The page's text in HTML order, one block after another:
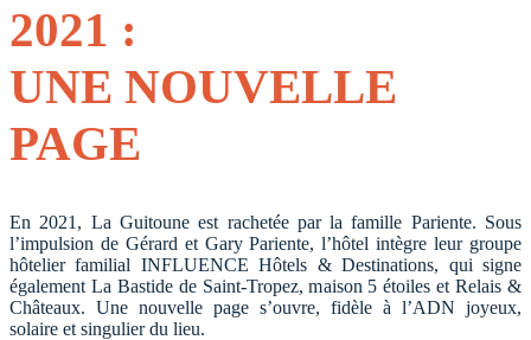
2021 :
UNE NOUVELLE
PAGE
En 2021, La Guitoune est rachetée par la famille Pariente. Sous
l’impulsion de Gérard et Gary Pariente, l’hôtel intègre leur groupe
hôtelier familial INFLUENCE Hôtels & Destinations, qui signe
également La Bastide de Saint-Tropez, maison 5 étoiles et Relais &
Châteaux. Une nouvelle page s’ouvre, fidèle à l’ADN joyeux,
solaire et singulier du lieu.